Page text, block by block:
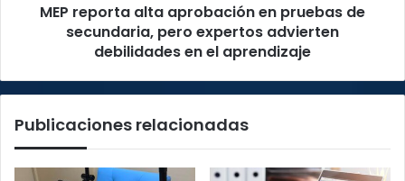
expertos
el
MEP reporta alta aprobación en pruebas de
secundaria, pero expertos advierten
debilidades en el aprendizaje
Publicaciones relacionadas